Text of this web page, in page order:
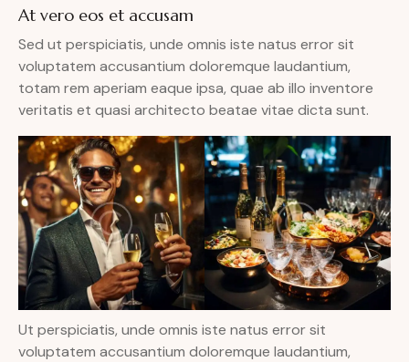
At vero eos et accusam
Sed ut perspiciatis, unde omnis iste natus error sit
voluptatem accusantium doloremque laudantium,
totam rem aperiam eaque ipsa, quae ab illo inventore
veritatis et quasi architecto beatae vitae dicta sunt.
Ut perspiciatis, unde omnis iste natus error sit
voluptatem accusantium doloremque laudantium,